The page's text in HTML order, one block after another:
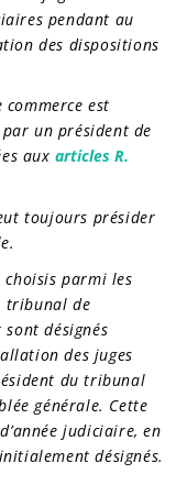
pendant au
des dispositions
est
un président de
auxarticles R.
toujours présider
choisis parmi les
tribunal de
désignés
des juges
du tribunal
générale. Cette
judiciaire, en
désignés.